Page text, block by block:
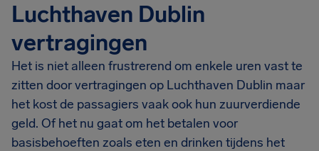
Luchthaven Dublin
vertragingen
Het is niet alleen frustrerend om enkele uren vast te
zitten door vertragingen op Luchthaven Dublin maar
het kost de passagiers vaak ook hun zuurverdiende
geld. Of het nu gaat om het betalen voor
basisbehoeften zoals eten en drinken tijdens het